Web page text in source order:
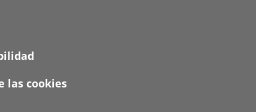
las cookies